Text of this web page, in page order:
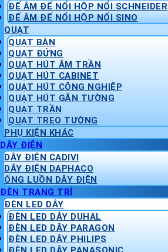
ĐẾ ÂM ĐẾ NỔI HỘP NỔI SCHNEIDER
ĐẾ ÂM ĐẾ NỔI HỘP NỔI SINO
QUẠT
QUẠT BÀN
QUẠT ĐỨNG
QUẠT HÚT ÂM TRẦN
QUẠT HÚT CABINET
QUẠT HÚT CÔNG NGHIỆP
QUẠT HÚT GẮN TƯỜNG
QUẠT TRẦN
QUẠT TREO TƯỜNG
PHỤ KIỆN KHÁC
DÂY ĐIỆN
DÂY ĐIỆN CADIVI
DÂY ĐIỆN DAPHACO
ỐNG LUỒN DÂY ĐIỆN
ĐÈN TRANG TRÍ
ĐÈN LED DÂY
ĐÈN LED DÂY DUHAL
ĐÈN LED DÂY PARAGON
ĐÈN LED DÂY PHILIPS